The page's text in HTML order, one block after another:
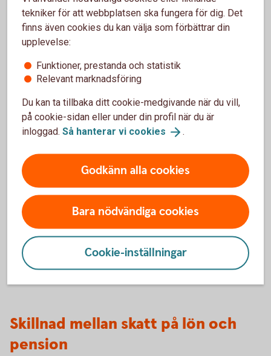
Jobbskatteavdrag, kronor per månad och
Inkomst
Om vid årets ingång
inte fyllt 66 år
Om vid årets
ingång fyllt 66 år
20 000 2 200 2 700
30 000
50 000 4 400 3 100
70 000 4 400 3 100
Skillnad mellan skatt på lön och
pension
tekniker för att webbplatsen ska fungera för dig. Det
finns även cookies du kan välja som förbättrar din
upplevelse:
Funktioner, prestanda och statistik
Relevant marknadsföring
Du kan ta tillbaka ditt cookie-medgivande när du vill,
på cookie-sidan eller under din profil när du är
inloggad. Så hanterar vi cookies .
Godkänn alla cookies
Bara nödvändiga cookies
Cookie-inställningar